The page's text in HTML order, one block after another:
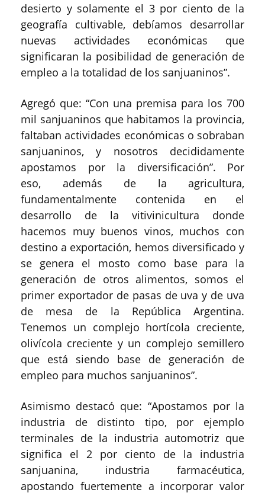
desierto y solamente el 3 por ciento de la
geografía cultivable, debíamos desarrollar
nuevas actividades económicas que
significaran la posibilidad de generación de
empleo a la totalidad de los sanjuaninos”.
Agregó que: “Con una premisa para los 700
mil sanjuaninos que habitamos la provincia,
faltaban actividades económicas o sobraban
sanjuaninos, y nosotros decididamente
apostamos por la diversificación”. Por
eso, además de la agricultura,
fundamentalmente contenida en el
desarrollo de la vitivinicultura donde
hacemos muy buenos vinos, muchos con
destino a exportación, hemos diversificado y
se genera el mosto como base para la
generación de otros alimentos, somos el
primer exportador de pasas de uva y de uva
de mesa de la República Argentina.
Tenemos un complejo hortícola creciente,
olivícola creciente y un complejo semillero
que está siendo base de generación de
empleo para muchos sanjuaninos”.
Asimismo destacó que: “Apostamos por la
industria de distinto tipo, por ejemplo
terminales de la industria automotriz que
significa el 2 por ciento de la industria
sanjuanina, industria farmacéutica,
apostando fuertemente a incorporar valor